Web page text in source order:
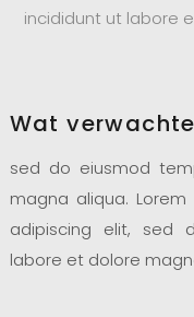
incididunt ut labore
Wat
sed do eiusmod
magna aliqua.
adipiscing elit, sed
labore et dolore